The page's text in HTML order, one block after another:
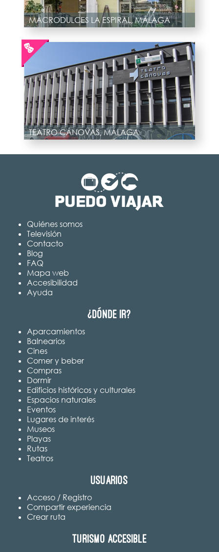
MACRODULCES LA ESPIRAL, MÁLAGA
TEATRO CÁNOVAS, MÁLAGA
Quiénes somos
Televisión
Contacto
Blog
FAQ
Mapa web
Accesibilidad
Ayuda
¿Dónde ir?
Aparcamientos
Balnearios
Cines
Comer y beber
Compras
Dormir
Edificios históricos y culturales
Espacios naturales
Eventos
Lugares de interés
Museos
Playas
Rutas
Teatros
Usuarios
Acceso / Registro
Compartir experiencia
Crear ruta
Turismo accesible